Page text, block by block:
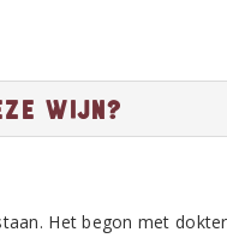
wijn?
Het begon met